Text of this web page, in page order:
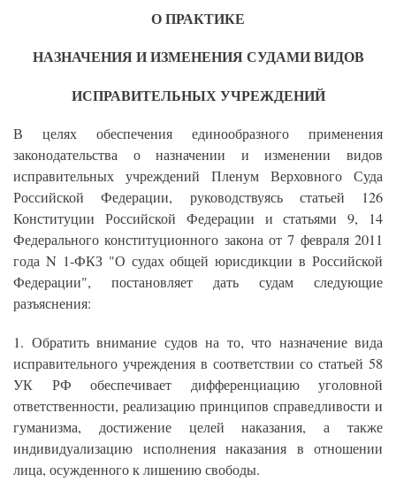
О ПРАКТИКЕ
НАЗНАЧЕНИЯ И ИЗМЕНЕНИЯ СУДАМИ ВИДОВ
ИСПРАВИТЕЛЬНЫХ УЧРЕЖДЕНИЙ
В целях обеспечения единообразного применения
законодательства о назначении и изменении видов
исправительных учреждений Пленум Верховного Суда
Российской Федерации, руководствуясь статьей 126
Конституции Российской Федерации и статьями 9, 14
Федерального конституционного закона от 7 февраля 2011
года N 1-ФКЗ "О судах общей юрисдикции в Российской
Федерации", постановляет дать судам следующие
разъяснения:
1. Обратить внимание судов на то, что назначение вида
исправительного учреждения в соответствии со статьей 58
УК РФ обеспечивает дифференциацию уголовной
ответственности, реализацию принципов справедливости и
гуманизма, достижение целей наказания, а также
индивидуализацию исполнения наказания в отношении
лица, осужденного к лишению свободы.